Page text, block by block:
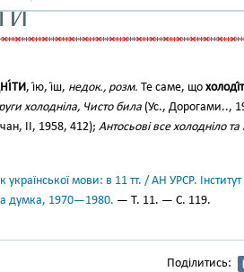
, і́ю, і́ш, недок., розм. Те саме, що
холодніла, Чисто била (Ус., Дорогами..,
II, 1958, 412); Антосьові все холодніло
української мови: в 11 тт. / АН УРСР.
думка, 1970—1980. — Т. 11. — С. 119.
Поділитись: